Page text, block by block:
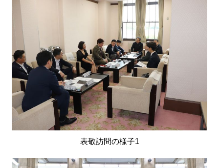
表敬訪問の様子1